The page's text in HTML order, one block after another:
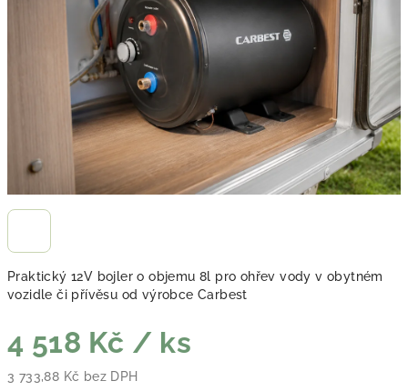
Praktický 12V bojler o objemu 8l pro ohřev vody v obytném
vozidle či přívěsu od výrobce Carbest
4 518 Kč / ks
3 733,88 Kč bez DPH